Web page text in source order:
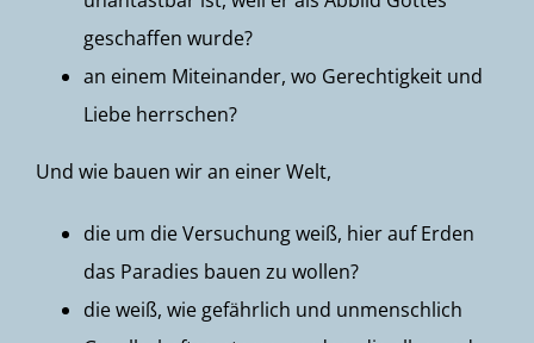
geschaffen wurde?
an einem Miteinander, wo Gerechtigkeit und
Liebe herrschen?
Und wie bauen wir an einer Welt,
die um die Versuchung weiß, hier auf Erden
das Paradies bauen zu wollen?
die weiß, wie gefährlich und unmenschlich